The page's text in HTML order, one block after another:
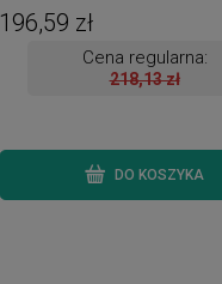
Wysyłka 24 h. )
196,59 zł
Cena regularna:
218,13 zł
DO KOSZYKA